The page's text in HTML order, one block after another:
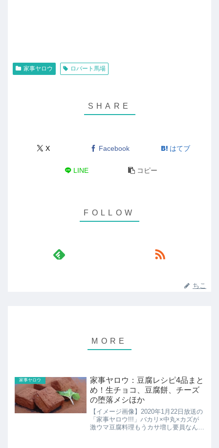
家事ヤロウ ロバート馬場
X Facebook はてブ
LINE コピー
ちこ
家事ヤロウ
家事ヤロウ：豆腐レシピ4品まと
め！生チョコ、豆腐餅、チーズ
の堕落メシほか
【イメージ画像】2020年1月22日放送の
「家事ヤロウ!!!」バカリ×中丸×カズが
激ウマ豆腐料理もうカサ増し要員なんて